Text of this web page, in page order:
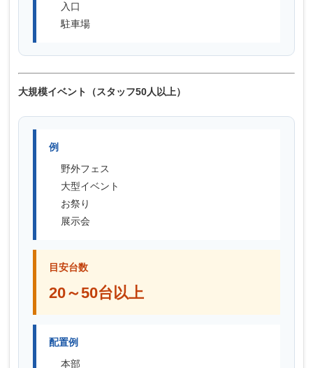
入口
駐車場
大規模イベント（スタッフ50人以上）
例
野外フェス
大型イベント
お祭り
展示会
目安台数
20～50台以上
配置例
本部